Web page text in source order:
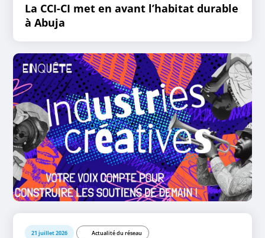
La CCI-CI met en avant l’habitat durable
à Abuja
21 juillet 2026 Actualité du réseau